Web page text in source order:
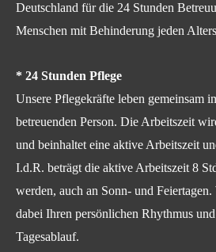
Deutschland für die 24 Stunden
Menschen mit Behinderung jeden
* 24 Stunden Pflege
Unsere Pflegekräfte leben gemeinsam
betreuenden Person. Die Arbeitszeit
und beinhaltet eine aktive Arbeitszeit
I.d.R. beträgt die aktive Arbeitszeit 8
werden, auch an Sonn- und
dabei Ihren persönlichen Rhythmus
Tagesablauf.